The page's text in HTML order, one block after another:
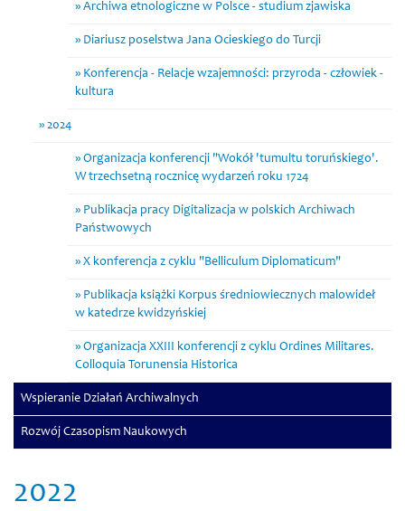
Archiwa etnologiczne w Polsce - studium zjawiska
Diariusz poselstwa Jana Ocieskiego do Turcji
Konferencja - Relacje wzajemności: przyroda - człowiek -
kultura
2024
Organizacja konferencji "Wokół 'tumultu toruńskiego'.
W trzechsetną rocznicę wydarzeń roku 1724
Publikacja pracy Digitalizacja w polskich Archiwach
Państwowych
X konferencja z cyklu "Belliculum Diplomaticum"
Publikacja książki Korpus średniowiecznych malowideł
w katedrze kwidzyńskiej
Organizacja XXIII konferencji z cyklu Ordines Militares.
Colloquia Torunensia Historica
Wspieranie Działań Archiwalnych
Rozwój Czasopism Naukowych
2022